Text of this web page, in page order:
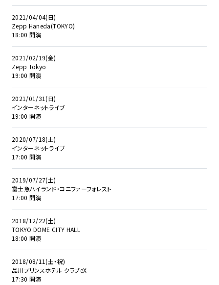
2021/04/04(日)
Zepp Haneda(TOKYO)
18:00 開演
2021/02/19(金)
Zepp Tokyo
19:00 開演
2021/01/31(日)
インターネットライブ
19:00 開演
2020/07/18(土)
インターネットライブ
17:00 開演
2019/07/27(土)
富士急ハイランド・コニファーフォレスト
17:00 開演
2018/12/22(土)
TOKYO DOME CITY HALL
18:00 開演
2018/08/11(土・祝)
品川プリンスホテル クラブeX
17:30 開演